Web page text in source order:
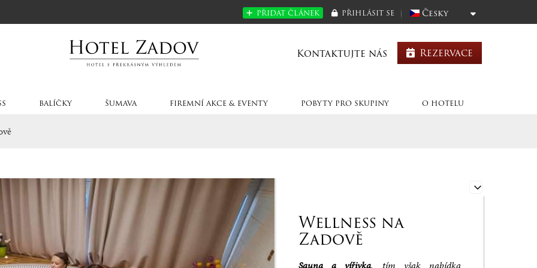
Česky
PŘIDAT ČLÁNEK PŘIHLÁSIT SE
Rezervace
Kontaktujte nás
BALÍČKY ŠUMAVA FIREMNÍ AKCE & EVENTY POBYTY PRO SKUPINY O HOTELU
Wellness na
Zadově